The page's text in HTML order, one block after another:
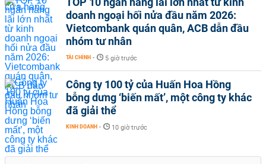
doanh ngoại hối nửa đầu năm 2026:
Vietcombank quán quân, ACB dẫn đầu
nhóm tư nhân
TÀI CHÍNH - 5 giờ trước
Công ty 100 tỷ của Huấn Hoa Hồng
bỗng dưng ‘biến mất’, một công ty khác
đã giải thể
KINH DOANH - 10 giờ trước